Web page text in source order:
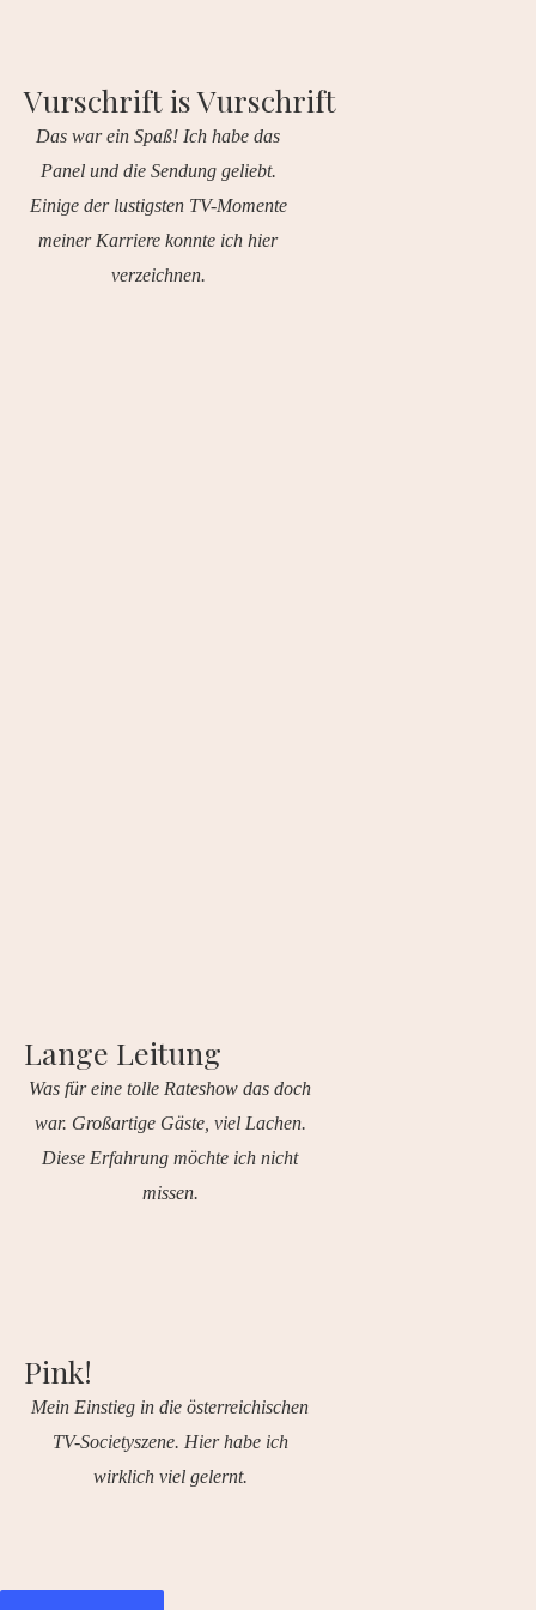
Vurschrift is Vurschrift
Das war ein Spaß! Ich habe das
Panel und die Sendung geliebt.
Einige der lustigsten TV-Momente
meiner Karriere konnte ich hier
verzeichnen.
Lange Leitung
Was für eine tolle Rateshow das doch
war. Großartige Gäste, viel Lachen.
Diese Erfahrung möchte ich nicht
missen.
Pink!
Mein Einstieg in die österreichischen
TV-Societyszene. Hier habe ich
wirklich viel gelernt.